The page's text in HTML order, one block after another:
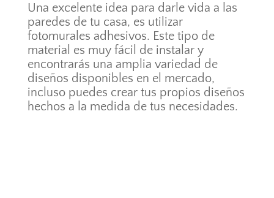
Una excelente idea para darle vida a las
paredes de tu casa, es utilizar
fotomurales adhesivos. Este tipo de
material es muy fácil de instalar y
encontrarás una amplia variedad de
diseños disponibles en el mercado,
incluso puedes crear tus propios diseños
hechos a la medida de tus necesidades.